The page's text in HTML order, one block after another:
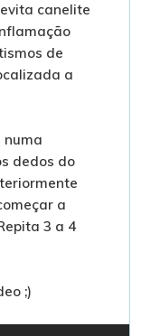
canelite
de
a
numa
dedos do
a
3 a 4
;)